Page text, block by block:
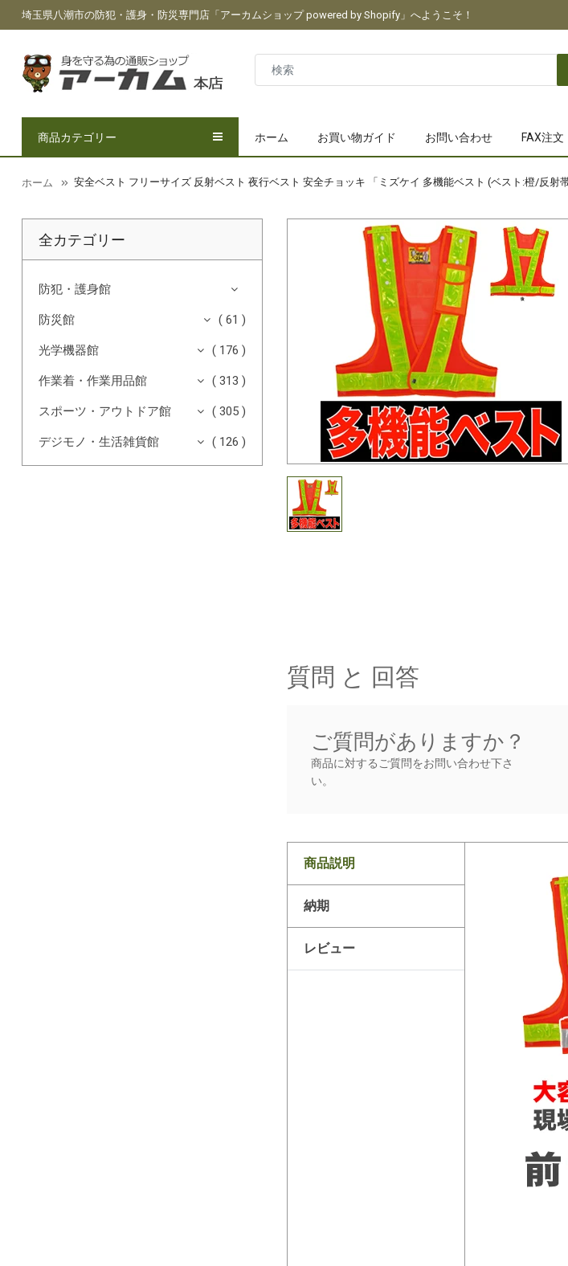
埼玉県八潮市の防犯・護身・防災専門店「アーカムショップ powered by Shopify」へようこそ！
商品カテゴリー ホーム お買い物ガイド お問い合わせ FAX注文
ホーム 安全ベスト フリーサイズ 反射ベスト 夜行ベスト 安全チョッキ 「ミズケイ 多機能ベスト (ベスト:橙/反射
全カテゴリー
防犯・護身館
防災館 ( 61 )
光学機器館 ( 176 )
作業着・作業用品館 ( 313 )
スポーツ・アウトドア館 ( 305 )
デジモノ・生活雑貨館 ( 126 )
質問 と 回答
ご質問がありますか？
商品に対するご質問をお問い合わせ下さ
い。
商品説明
納期
レビュー